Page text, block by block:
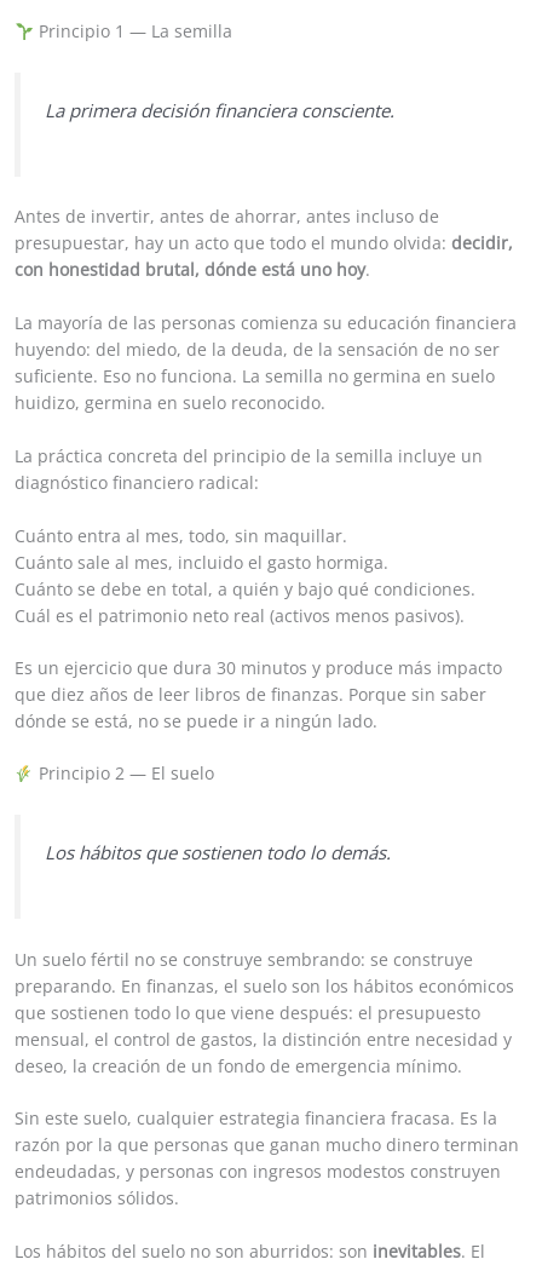
Principio 1 — La semilla
La primera decisión financiera consciente.
Antes de invertir, antes de ahorrar, antes incluso de
presupuestar, hay un acto que todo el mundo olvida:decidir,
con honestidad brutal, dónde está uno hoy.
La mayoría de las personas comienza su educación financiera
huyendo: del miedo, de la deuda, de la sensación de no ser
suficiente. Eso no funciona. La semilla no germina en suelo
huidizo, germina en suelo reconocido.
La práctica concreta del principio de la semilla incluye un
diagnóstico financiero radical:
Cuánto entra al mes, todo, sin maquillar.
Cuánto sale al mes, incluido el gasto hormiga.
Cuánto se debe en total, a quién y bajo qué condiciones.
Cuál es el patrimonio neto real (activos menos pasivos).
Es un ejercicio que dura 30 minutos y produce más impacto
que diez años de leer libros de finanzas. Porque sin saber
dónde se está, no se puede ir a ningún lado.
Principio 2 — El suelo
Los hábitos que sostienen todo lo demás.
Un suelo fértil no se construye sembrando: se construye
preparando. En finanzas, el suelo son los hábitos económicos
que sostienen todo lo que viene después: el presupuesto
mensual, el control de gastos, la distinción entre necesidad y
deseo, la creación de un fondo de emergencia mínimo.
Sin este suelo, cualquier estrategia financiera fracasa. Es la
razón por la que personas que ganan mucho dinero terminan
endeudadas, y personas con ingresos modestos construyen
patrimonios sólidos.
Los hábitos del suelo no son aburridos: son inevitables. El